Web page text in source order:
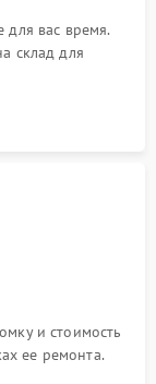
для вас время.
склад для
и стоимость
ее ремонта.